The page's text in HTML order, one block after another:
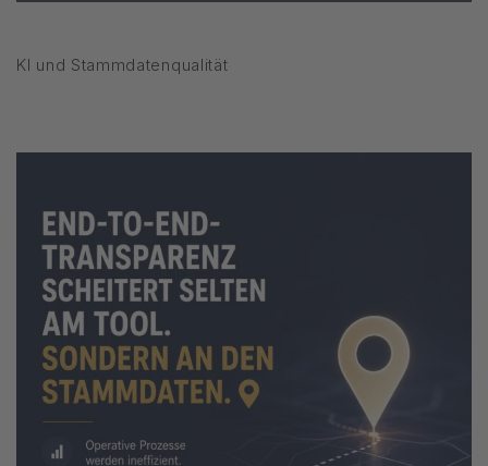
KI und Stammdatenqualität